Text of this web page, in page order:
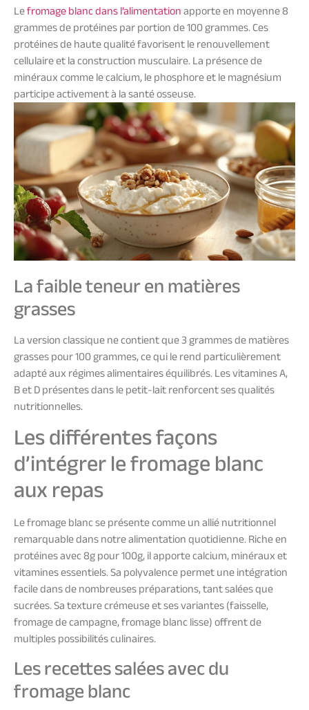
Lefromage blanc dans l’alimentationapporte en moyenne 8
grammes de protéines par portion de 100 grammes. Ces
protéines de haute qualité favorisent le renouvellement
cellulaire et la construction musculaire. La présence de
minéraux comme le calcium, le phosphore et le magnésium
participe activement à la santé osseuse.
La faible teneur en matières
grasses
La version classique ne contient que 3 grammes de matières
grasses pour 100 grammes, ce qui le rend particulièrement
adapté aux régimes alimentaires équilibrés. Les vitamines A,
B et D présentes dans le petit-lait renforcent ses qualités
nutritionnelles.
Les différentes façons
d’intégrer le fromage blanc
aux repas
Le fromage blanc se présente comme un allié nutritionnel
remarquable dans notre alimentation quotidienne. Riche en
protéines avec 8g pour 100g, il apporte calcium, minéraux et
vitamines essentiels. Sa polyvalence permet une intégration
facile dans de nombreuses préparations, tant salées que
sucrées. Sa texture crémeuse et ses variantes (faisselle,
fromage de campagne, fromage blanc lisse) offrent de
multiples possibilités culinaires.
Les recettes salées avec du
fromage blanc